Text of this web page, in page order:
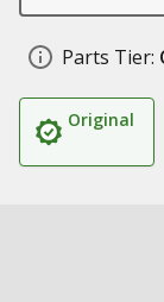
Parts Tier:
Original